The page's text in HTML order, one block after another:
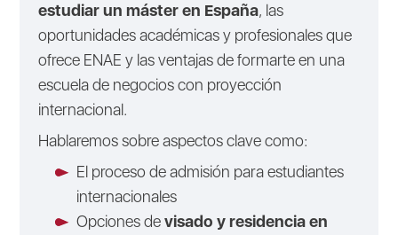
estudiar un máster en España, las
oportunidades académicas y profesionales que
ofrece ENAE y las ventajas de formarte en una
escuela de negocios con proyección
internacional.
Hablaremos sobre aspectos clave como:
El proceso de admisión para estudiantes
internacionales
Opciones devisado y residencia en